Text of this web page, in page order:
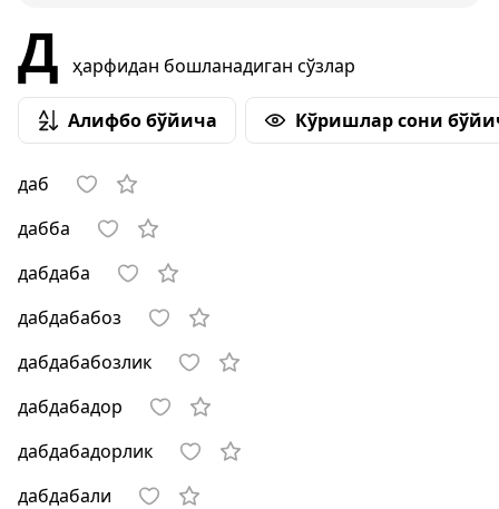
Д ҳарфидан бошланадиган сўзлар
Алифбо бўйича Кўришлар сони
даб
дабба
дабдаба
дабдабабоз
дабдабабозлик
дабдабадор
дабдабадорлик
дабдабали